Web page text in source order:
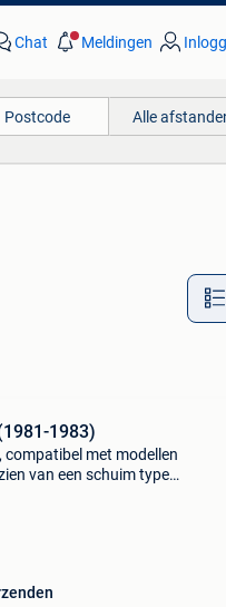
Chat Meldingen
Alle
1983)
compatibel met modellen
van een schuim type